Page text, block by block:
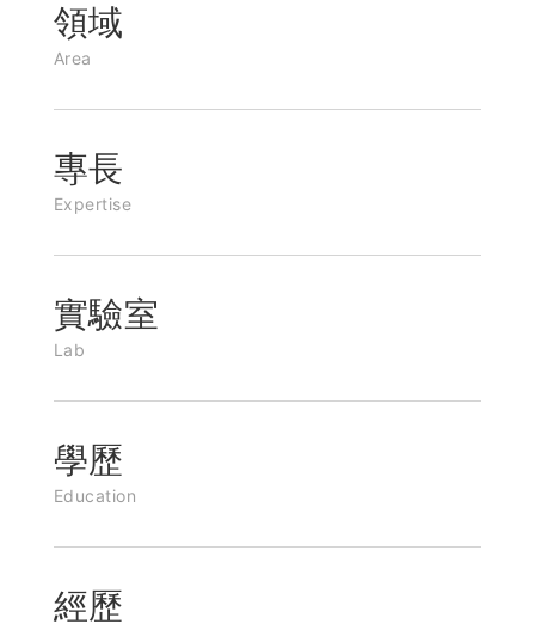
領域
Area
專長
Expertise
實驗室
Lab
學歷
Education
經歷